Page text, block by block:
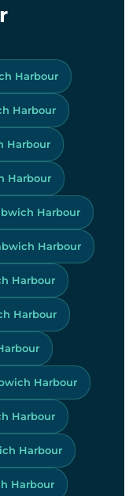
Harbour
Harbour
Harbour
Harbour
Harbour
Harbour
Harbour
Harbour
Harbour
Harbour
Harbour
Harbour